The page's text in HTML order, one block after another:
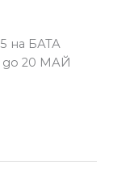
БАТА
до 20 МАЙ